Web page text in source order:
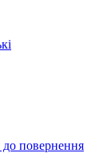
до повернення